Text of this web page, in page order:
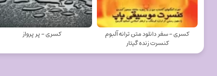
کسری - سفر دانلود متن ترانه آلبوم
کنسرت زنده گیتار
کسری - پر پرواز